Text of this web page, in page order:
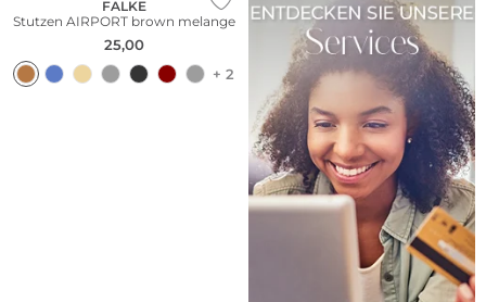
FALKE
Stutzen AIRPORT brown melange
25,00
+ 2